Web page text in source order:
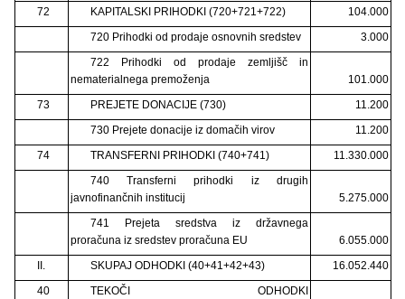
72
KAPITALSKI PRIHODKI (720+721+722)
104.000
720 Prihodki od prodaje osnovnih sredstev
3.000
722 Prihodki od prodaje zemljišč in
nematerialnega premoženja
101.000
73
PREJETE DONACIJE (730)
11.200
730 Prejete donacije iz domačih virov
11.200
74
TRANSFERNI PRIHODKI (740+741)
11.330.000
740 Transferni prihodki iz drugih
javnofinančnih institucij
5.275.000
741 Prejeta sredstva iz državnega
proračuna iz sredstev proračuna EU
6.055.000
II.
SKUPAJ ODHODKI (40+41+42+43)
16.052.440
40
TEKOČI ODHODKI